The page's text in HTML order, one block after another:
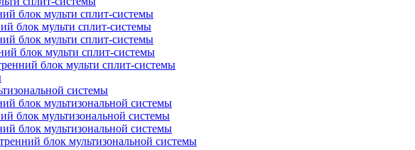
блок мульти сплит-системы
блок мульти сплит-системы
блок мульти сплит-системы
блок мульти сплит-системы
блок мульти сплит-системы
системы
блок мультизональной системы
блок мультизональной системы
блок мультизональной системы
блок мультизональной системы